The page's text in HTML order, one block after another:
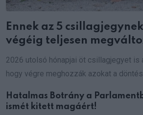
Ennek az 5
végéig teljesen
2026 utolsó hónapjai öt csillagjegyet is
hogy végre meghozzák azokat a
Hatalmas Botrány a
ismét kitett magáért!